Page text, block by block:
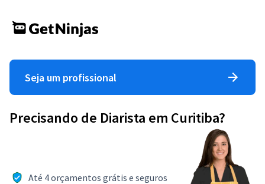
Seja um profissional
Precisando de Diarista em Curitiba?
Até 4 orçamentos grátis e seguros